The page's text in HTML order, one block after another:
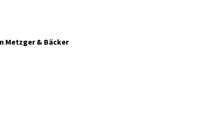
Metzger & Bäcker